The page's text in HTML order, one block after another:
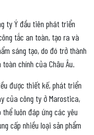
ty Ý đầu tiên phát triển
tắc an toàn, tạo ra và
sáng tạo, do đó trở thành
chính của Châu Âu.
được thiết kế, phát triển
của công ty ở Marostica,
luôn đáp ứng các yêu
cấp nhiều loại sản phẩm